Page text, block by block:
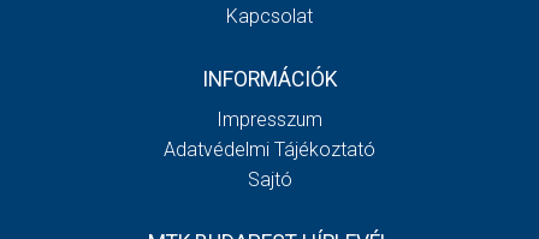
Kapcsolat
INFORMÁCIÓK
Impresszum
Adatvédelmi Tájékoztató
Sajtó